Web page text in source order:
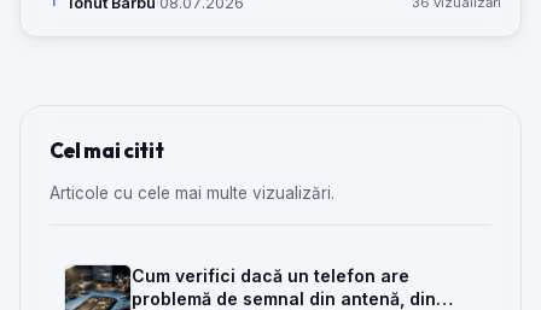
Cel mai citit
Articole cu cele mai multe vizualizări.
Cum verifici dacă un telefon are
problemă de semnal din antenă, din